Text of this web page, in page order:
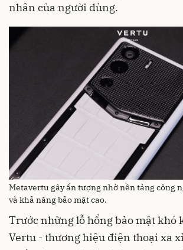
nhân của người dùng.
Metavertu gây ấn tượng nhờ nền tảng công
và khả năng bảo mật cao.
Trước những lỗ hổng bảo mật khó
Vertu - thương hiệu điện thoại xa